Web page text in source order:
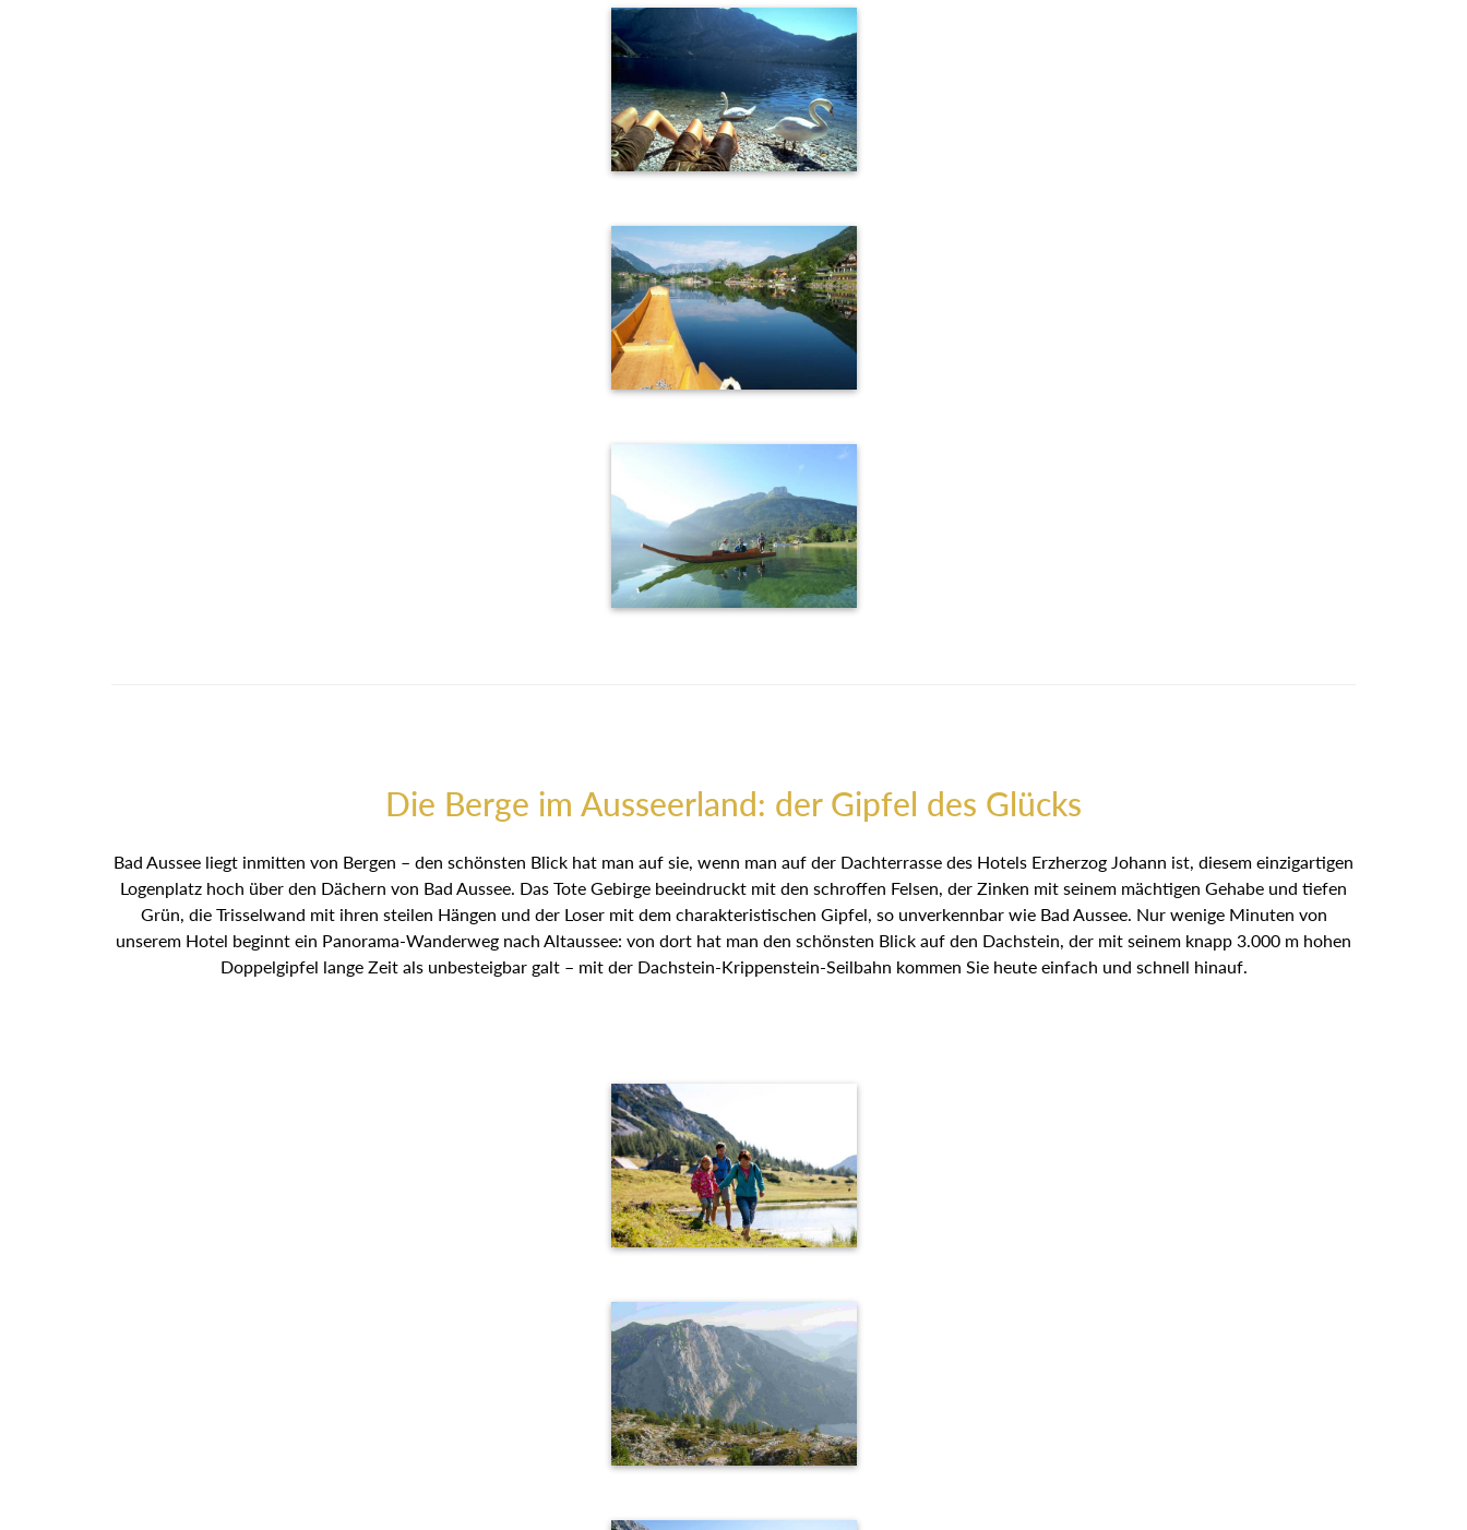
Die Berge im Ausseerland: der Gipfel des Glücks
Bad Aussee liegt inmitten von Bergen – den schönsten Blick hat man auf sie, wenn man auf der Dachterrasse des Hotels Erzherzog Johann ist, diesem einzigartigen
Logenplatz hoch über den Dächern von Bad Aussee. Das Tote Gebirge beeindruckt mit den schroffen Felsen, der Zinken mit seinem mächtigen Gehabe und tiefen
Grün, die Trisselwand mit ihren steilen Hängen und der Loser mit dem charakteristischen Gipfel, so unverkennbar wie Bad Aussee. Nur wenige Minuten von
unserem Hotel beginnt ein Panorama-Wanderweg nach Altaussee: von dort hat man den schönsten Blick auf den Dachstein, der mit seinem knapp 3.000 m hohen
Doppelgipfel lange Zeit als unbesteigbar galt – mit der Dachstein-Krippenstein-Seilbahn kommen Sie heute einfach und schnell hinauf.